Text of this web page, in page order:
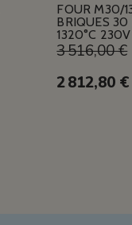
FOUR M30/
BRIQUES 30
1320°C 230V
3 516,00 €
2 812,80 €